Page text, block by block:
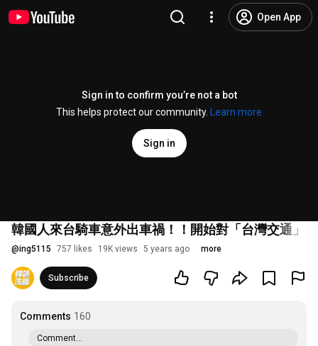
Open App
Sign in to confirm you’re not a bot
This helps protect our community.
Learn more
Sign in
韓國人來台騎車意外出車禍！！開始對「台灣交通」
@ing5115 757 likes 19K views 5 years ago more
Subscribe
Comments 160
Comment...